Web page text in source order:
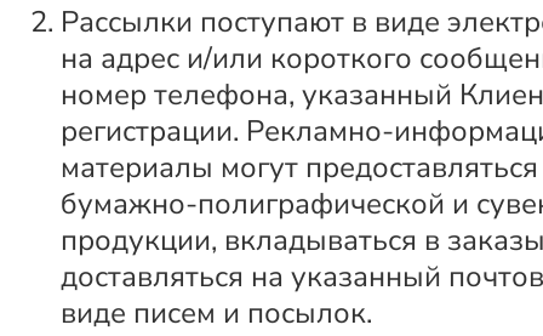
Рассылки поступают в виде
на адрес и/или короткого
номер телефона, указанный
регистрации. Рекламно-
материалы могут
бумажно-полиграфической и
продукции, вкладываться в
доставляться на указанный
виде писем и посылок.